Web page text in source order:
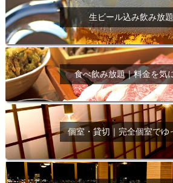
生ビール込み飲み放題
食べ飲み放題｜料金を気
個室・貸切｜完全個室でゆ